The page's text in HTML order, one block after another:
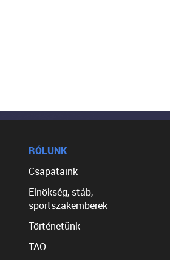
RÓLUNK
Csapataink
Elnökség, stáb,
sportszakemberek
Történetünk
TAO